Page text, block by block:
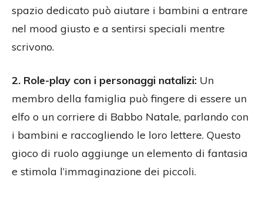
spazio dedicato può aiutare i bambini a entrare
nel mood giusto e a sentirsi speciali mentre
scrivono.
2. Role-play con i personaggi natalizi: Un
membro della famiglia può fingere di essere un
elfo o un corriere di Babbo Natale, parlando con
i bambini e raccogliendo le loro lettere. Questo
gioco di ruolo aggiunge un elemento di fantasia
e stimola l’immaginazione dei piccoli.